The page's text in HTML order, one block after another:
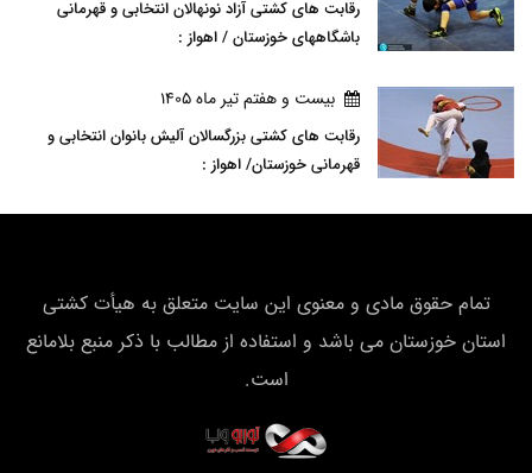
رقابت های کشتی آزاد نونهالان انتخابی و قهرمانی
باشگاههای خوزستان / اهواز :
بيست و هفتم تير ماه 1405
رقابت های کشتی بزرگسالان آلیش بانوان انتخابی و
قهرمانی خوزستان/ اهواز :
تمام حقوق مادی و معنوی این سایت متعلق به هیأت كشتی
استان خوزستان می باشد و استفاده از مطالب با ذکر منبع بلامانع
است.